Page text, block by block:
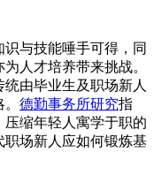
与技能唾手可得，同
人才培养带来挑战。
由毕业生及职场新人
德勤事务所研究指
缩年轻人寓学于职的
场新人应如何锻炼基